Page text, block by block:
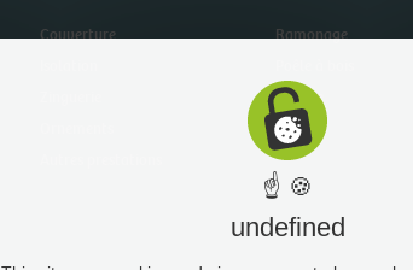
Couverture
Ramonage
Tubage
☝ 🍪
undefined